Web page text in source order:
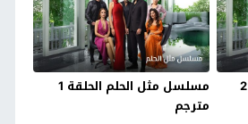
مسلسل مثل الحلم الحلقة 2
مسلسل مثل الحلم الحلقة 1
مترجم